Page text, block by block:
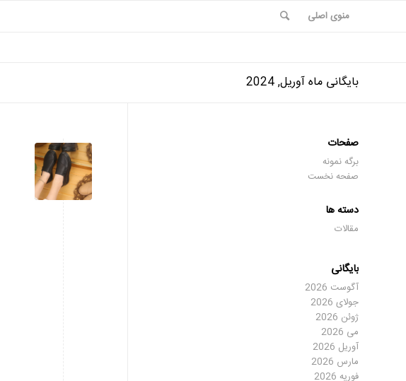
منوی اصلی
بایگانی ماه آوریل, 2024
صفحات
برگه نمونه
صفحه نخست
دسته ها
مقالات
بایگانی
آگوست 2026
جولای 2026
ژوئن 2026
می 2026
آوریل 2026
مارس 2026
فوریه 2026